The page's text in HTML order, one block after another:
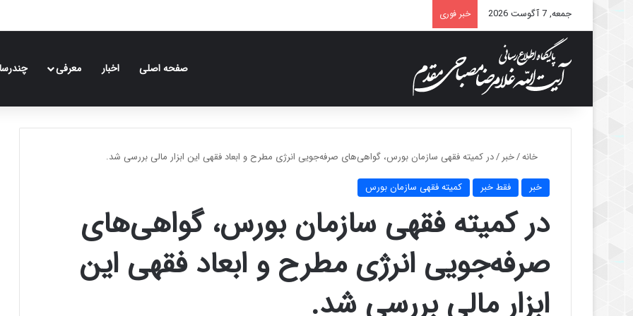
جمعه, 7 آگوست 2026 خبر فوری
صفحه اصلی اخبار معرفی
خانه/خبر /در کمیته فقهی سازمان بورس، گواهی‌های صرفه‌جویی انرژی مطرح و ابعاد فقهی این ابزار مالی بررسی شد.
خبر فقط خبر کمیته فقهی سازمان بورس
در کمیته فقهی سازمان بورس، گواهی‌های
صرفه‌جویی انرژی مطرح و ابعاد فقهی این
ابزار مالی بررسی شد.